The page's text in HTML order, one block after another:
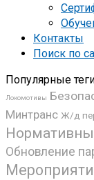
Контакты
Поиск по
Популярные
Локомотивы
Минтранс Ж/д
Обновление